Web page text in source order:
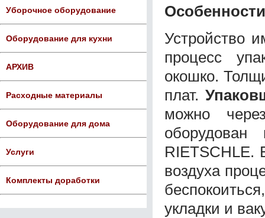
Уборочное оборудование
Оборудование для кухни
АРХИВ
Расходные материалы
Оборудование для дома
Услуги
Комплекты доработки
Устройство
процесс
окошко.
плат.
можно
RIETSCHLE.
воздуха
укладки и